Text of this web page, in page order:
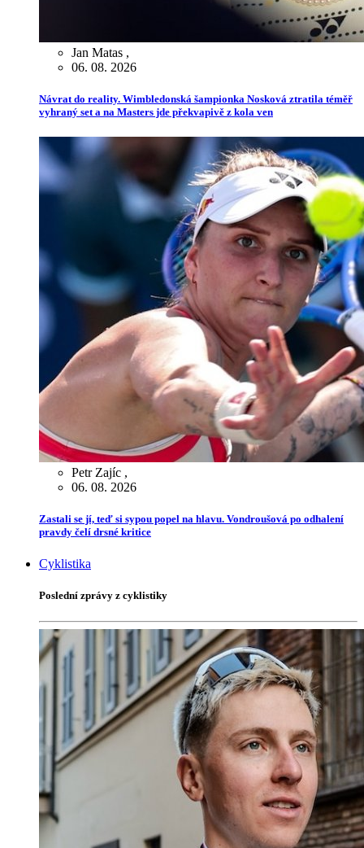
Jan Matas ,
06. 08. 2026
Návrat do reality. Wimbledonská šampionka Nosková ztratila téměř
vyhraný set a na Masters jde překvapivě z kola ven
Petr Zajíc ,
06. 08. 2026
Zastali se jí, teď si sypou popel na hlavu. Vondroušová po odhalení
pravdy čelí drsné kritice
Cyklistika
Poslední zprávy z cyklistiky